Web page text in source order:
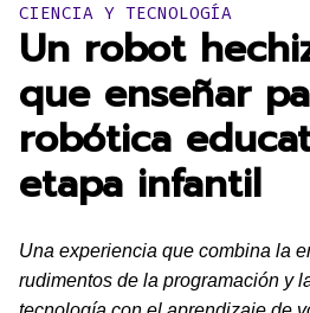
Publicado en:
CIENCIA Y TECNOLOGÍA
Un robot
que enseñar
robótica
etapa infantil
Una experiencia que combina la
rudimentos de la programación y